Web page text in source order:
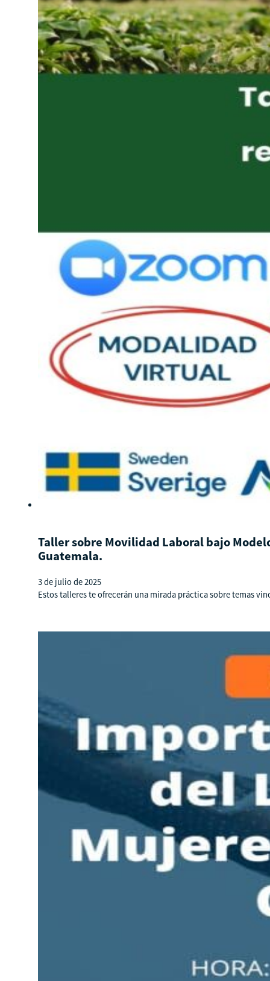
Taller sobre Movilidad Laboral bajo
Guatemala.
3 de julio de 2025
Estos talleres te ofrecerán una mirada práctica sobre temas